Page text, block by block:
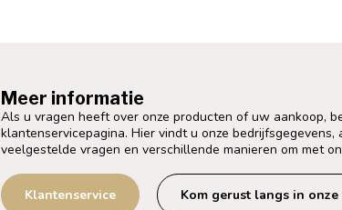
Meer informatie
Als u vragen heeft over onze producten of uw aankoop,
klantenservicepagina. Hier vindt u onze bedrijfsgegevens,
veelgestelde vragen en verschillende manieren om met
Klantenservice Kom gerust langs in